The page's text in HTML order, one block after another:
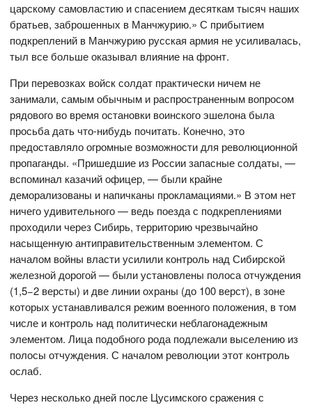
царскому самовластию и спасением десяткам тысяч наших
братьев, заброшенных в Манчжурию.» С прибытием
подкреплений в Манчжурию русская армия не усиливалась,
тыл все больше оказывал влияние на фронт.
При перевозках войск солдат практически ничем не
занимали, самым обычным и распространенным вопросом
рядового во время остановки воинского эшелона была
просьба дать что-нибудь почитать. Конечно, это
предоставляло огромные возможности для революционной
пропаганды. «Пришедшие из России запасные солдаты, —
вспоминал казачий офицер, — были крайне
деморализованы и напичканы прокламациями.» В этом нет
ничего удивительного — ведь поезда с подкреплениями
проходили через Сибирь, территорию чрезвычайно
насыщенную антиправительственным элементом. С
началом войны власти усилили контроль над Сибирской
железной дорогой — были установлены полоса отчуждения
(1,5−2 версты) и две линии охраны (до 100 верст), в зоне
которых устанавливался режим военного положения, в том
числе и контроль над политически неблагонадежным
элементом. Лица подобного рода подлежали выселению из
полосы отчуждения. С началом революции этот контроль
ослаб.
Через несколько дней после Цусимского сражения с